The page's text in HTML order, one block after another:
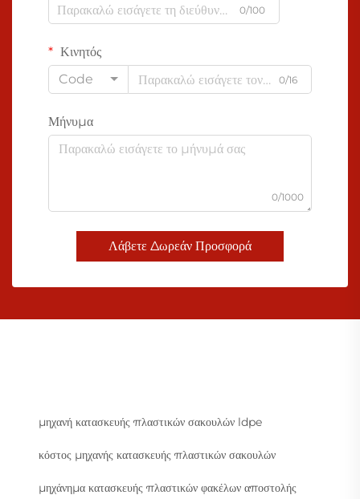
0/100
Κινητός
Code
0/16
Μήνυμα
0/1000
Λάβετε Δωρεάν Προσφορά
μηχανή κατασκευής πλαστικών σακουλών ldpe
κόστος μηχανής κατασκευής πλαστικών σακουλών
μηχάνημα κατασκευής πλαστικών φακέλων αποστολής